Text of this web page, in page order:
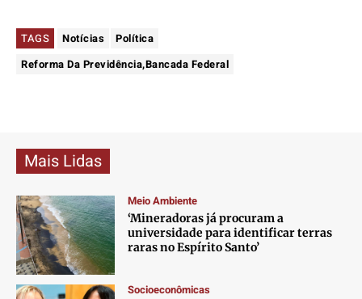
TAGS Notícias
Política
Reforma Da Previdência,Bancada Federal
Mais Lidas
Meio Ambiente
‘Mineradoras já procuram a
universidade para identificar terras
raras no Espírito Santo’
Socioeconômicas